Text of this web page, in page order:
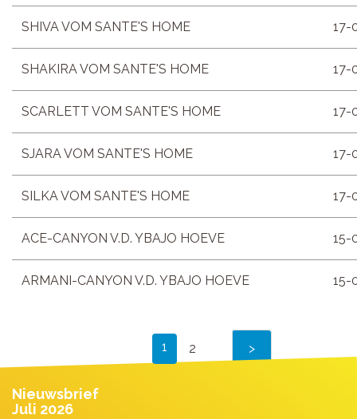
SHIVA VOM SANTE'S HOME 17-
SHAKIRA VOM SANTE'S HOME 17-
SCARLETT VOM SANTE'S HOME 17-
SJARA VOM SANTE'S HOME 17-
SILKA VOM SANTE'S HOME 17-
ACE-CANYON V.D. YBAJO HOEVE 15-
ARMANI-CANYON V.D. YBAJO HOEVE 15-
1 2
Nieuwsbrief
Juli 2026